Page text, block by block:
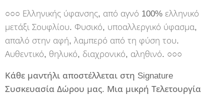
○○○ Ελληνικής ύφανσης, από αγνό 100% ελληνικό
μετάξι Σουφλίου. Φυσικό, υποαλλεργικό ύφασμα,
απαλό στην αφή, λαμπερό από τη φύση του.
Αυθεντικό, θηλυκό, διαχρονικό, αληθινό. ○○○
Κάθε μαντήλι αποστέλλεται στη Signature
Συσκευασία Δώρου μας. Μια μικρή Τελετουργία